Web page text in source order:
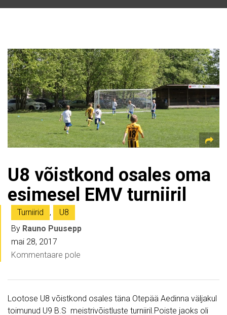
U8 võistkond osales oma
esimesel EMV turniiril
Turniirid ,
U8
By Rauno Puusepp
mai 28, 2017
Kommentaare pole
Lootose U8 võistkond osales täna Otepää Aedinna väljakul
toimunud U9 B.S meistrivõistluste turniiril.Poiste jaoks oli